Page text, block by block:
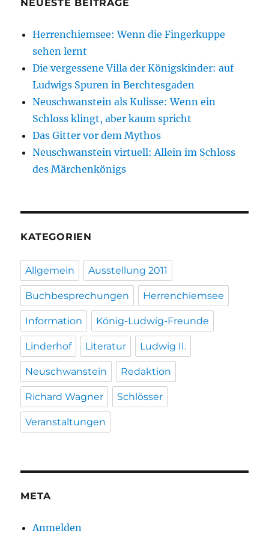
NEUESTE BEITRÄGE
Herrenchiemsee: Wenn die Fingerkuppe
sehen lernt
Die vergessene Villa der Königskinder: auf
Ludwigs Spuren in Berchtesgaden
Neuschwanstein als Kulisse: Wenn ein
Schloss klingt, aber kaum spricht
Das Gitter vor dem Mythos
Neuschwanstein virtuell: Allein im Schloss
des Märchenkönigs
KATEGORIEN
Allgemein Ausstellung 2011
Buchbesprechungen Herrenchiemsee
Information König-Ludwig-Freunde
Linderhof Literatur Ludwig II.
Neuschwanstein Redaktion
Richard Wagner Schlösser
Veranstaltungen
META
Anmelden